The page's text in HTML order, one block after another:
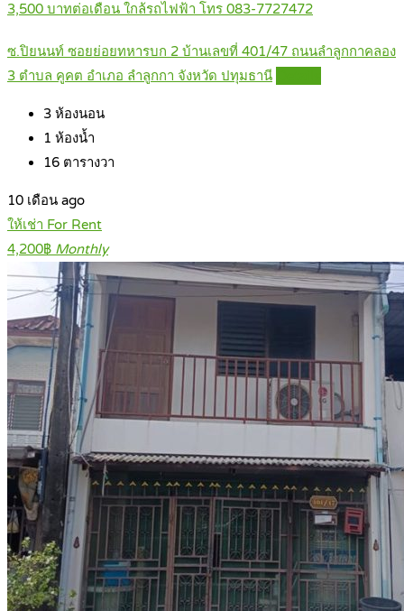
3,500 บาทต่อเดือน ใกล้รถไฟฟ้า โทร 083-7727472
ซ.ปิยนนท์ ซอยย่อยทหารบก 2 บ้านเลขที่ 401/47 ถนนลำลูกกาคลอง
3 ตำบล คูคต อำเภอ ลำลูกกา จังหวัด ปทุมธานี
3 ห้องนอน
1 ห้องน้ำ
16 ตารางวา
10 เดือน ago
ให้เช่า For Rent
4,200฿ Monthly